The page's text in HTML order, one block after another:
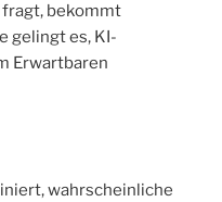
bekommt
gelingt es, KI-
Erwartbaren
wahrscheinliche